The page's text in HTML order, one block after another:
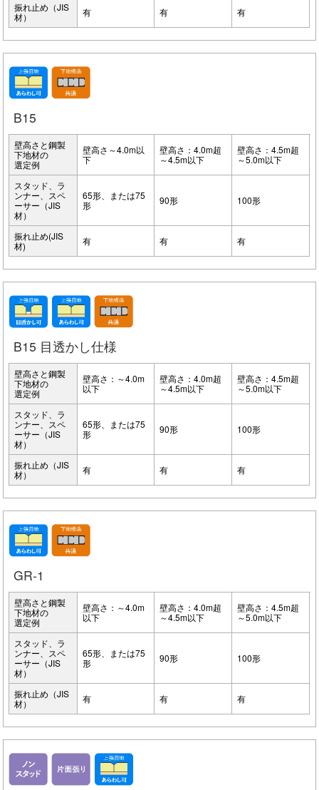
振れ止め（JIS
材）
有 有 有
B15
壁高さと鋼製
下地材の
選定例
壁高さ～4.0m以
下
壁高さ：4.0m超
～4.5m以下
壁高さ：4.5m超
～5.0m以下
スタッド、ラ
ンナー、スペ
ーサー（JIS
材）
65形、または75
形
90形 100形
振れ止め(JIS
材)
有 有 有
B15 目透かし仕様
壁高さと鋼製
下地材の
選定例
壁高さ：～4.0m
以下
壁高さ：4.0m超
～4.5m以下
壁高さ：4.5m超
～5.0m以下
スタッド、ラ
ンナー、スペ
ーサー（JIS
材）
65形、または75
形
90形 100形
振れ止め（JIS
材）
有 有 有
GR-1
壁高さと鋼製
下地材の
選定例
壁高さ：～4.0m
以下
壁高さ：4.0m超
～4.5m以下
壁高さ：4.5m超
～5.0m以下
スタッド、ラ
ンナー、スペ
ーサー（JIS
材）
65形、または75
形
90形 100形
振れ止め（JIS
材）
有 有 有